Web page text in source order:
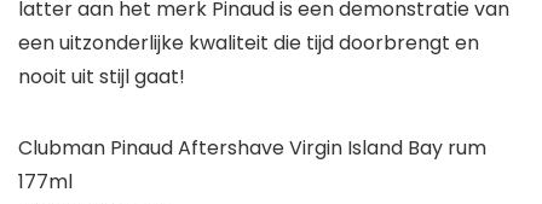
latter aan het merk Pinaud is een demonstratie van
een uitzonderlijke kwaliteit die tijd doorbrengt en
nooit uit stijl gaat!
Clubman Pinaud Aftershave Virgin Island Bay rum
177ml